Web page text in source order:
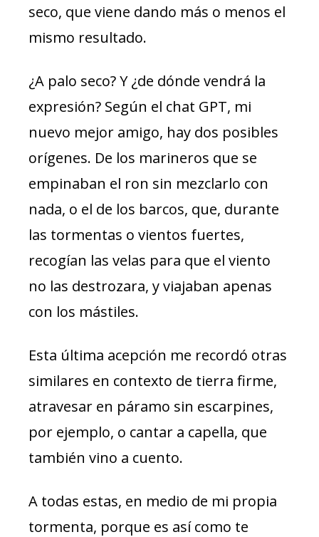
seco, que viene dando más o menos el
mismo resultado.
¿A palo seco? Y ¿de dónde vendrá la
expresión? Según el chat GPT, mi
nuevo mejor amigo, hay dos posibles
orígenes. De los marineros que se
empinaban el ron sin mezclarlo con
nada, o el de los barcos, que, durante
las tormentas o vientos fuertes,
recogían las velas para que el viento
no las destrozara, y viajaban apenas
con los mástiles.
Esta última acepción me recordó otras
similares en contexto de tierra firme,
atravesar en páramo sin escarpines,
por ejemplo, o cantar a capella, que
también vino a cuento.
A todas estas, en medio de mi propia
tormenta, porque es así como te